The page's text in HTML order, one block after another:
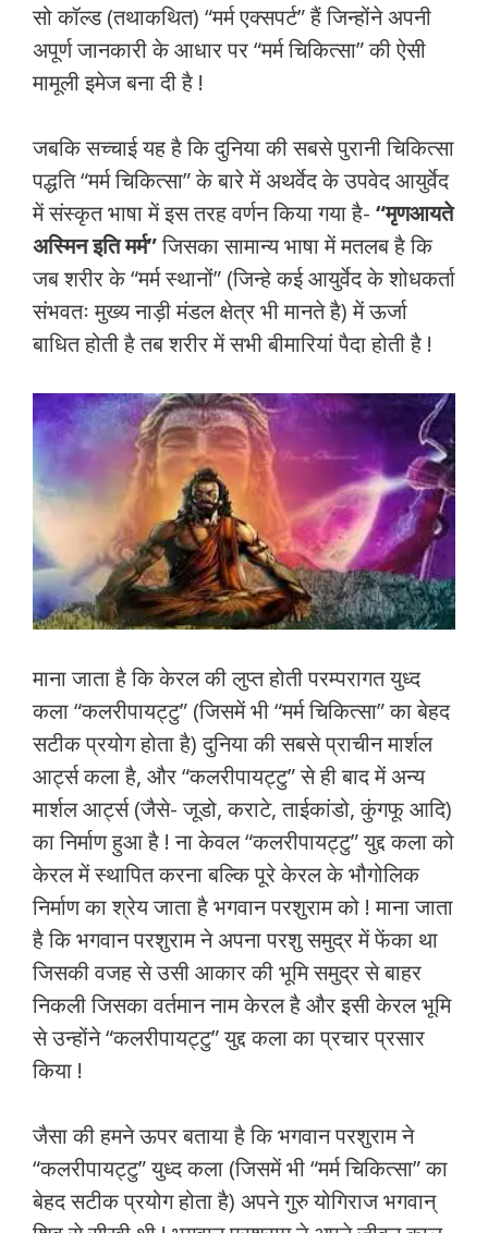
सो कॉल्ड (तथाकथित) “मर्म एक्सपर्ट” हैं जिन्होंने अपनी
अपूर्ण जानकारी के आधार पर “मर्म चिकित्सा” की ऐसी
मामूली इमेज बना दी है !
जबकि सच्चाई यह है कि दुनिया की सबसे पुरानी चिकित्सा
पद्धति “मर्म चिकित्सा” के बारे में अथर्वेद के उपवेद आयुर्वेद
में संस्कृत भाषा में इस तरह वर्णन किया गया है- “मृणआयते
अस्मिन इति मर्म”जिसका सामान्य भाषा में मतलब है कि
जब शरीर के “मर्म स्थानों” (जिन्हे कई आयुर्वेद के शोधकर्ता
संभवतः मुख्य नाड़ी मंडल क्षेत्र भी मानते है) में ऊर्जा
बाधित होती है तब शरीर में सभी बीमारियां पैदा होती है !
माना जाता है कि केरल की लुप्त होती परम्परागत युध्द
कला “कलरीपायट्टु” (जिसमें भी “मर्म चिकित्सा” का बेहद
सटीक प्रयोग होता है) दुनिया की सबसे प्राचीन मार्शल
आर्ट्स कला है, और “कलरीपायट्टु” से ही बाद में अन्य
मार्शल आर्ट्स (जैसे- जूडो, कराटे, ताईकांडो, कुंगफू आदि)
का निर्माण हुआ है ! ना केवल “कलरीपायट्टु” युद्द कला को
केरल में स्थापित करना बल्कि पूरे केरल के भौगोलिक
निर्माण का श्रेय जाता है भगवान परशुराम को ! माना जाता
है कि भगवान परशुराम ने अपना परशु समुद्र में फेंका था
जिसकी वजह से उसी आकार की भूमि समुद्र से बाहर
निकली जिसका वर्तमान नाम केरल है और इसी केरल भूमि
से उन्होंने “कलरीपायट्टु” युद्द कला का प्रचार प्रसार
किया !
जैसा की हमने ऊपर बताया है कि भगवान परशुराम ने
“कलरीपायट्टु” युध्द कला (जिसमें भी “मर्म चिकित्सा” का
बेहद सटीक प्रयोग होता है) अपने गुरु योगिराज भगवान्